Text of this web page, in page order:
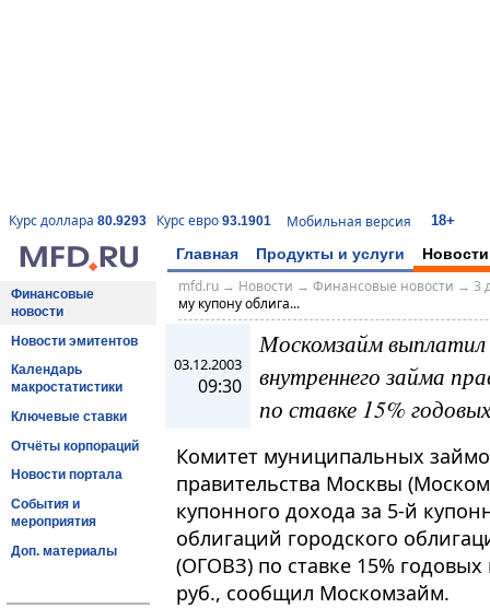
Курс доллара 80.9293 Курс евро 93.1901 Мобильная версия 18+
Главная Продукты и услуги Новости
Финансовые
новости
Новости эмитентов
Календарь
макростатистики
Ключевые ставки
Отчёты корпораций
Новости портала
События и
мероприятия
Доп. материалы
mfd.ru→ Новости → Финансовые новости → 3
му купону облига...
03.12.2003
09:30
Москомзайм выплатил
внутреннего займа
по ставке 15% годовых
Комитет муниципальных
правительства Москвы
купонного дохода за 5-й
облигаций городского
(ОГОВЗ) по ставке 15%
руб., сообщил Москомзайм.